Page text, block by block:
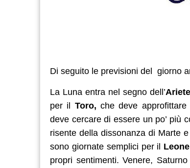
Di seguito le previsioni del giorno
La Luna entra nel segno dell’Ariete
per il Toro, che deve
deve cercare di essere un po’ più
risente della dissonanza di Marte
sono giornate semplici per il Leone
propri sentimenti. Venere,